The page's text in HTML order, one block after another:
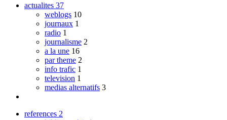
actualites 37
weblogs 10
journaux 1
radio 1
journalisme 2
a la une 16
par theme 2
info trafic 1
television 1
medias alternatifs 3
references 2